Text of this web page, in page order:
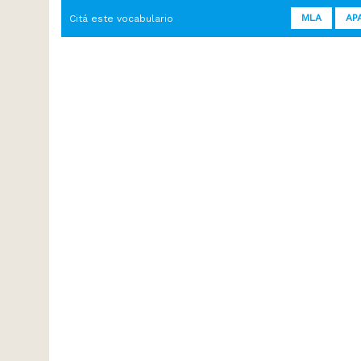
Citá este vocabulario MLA